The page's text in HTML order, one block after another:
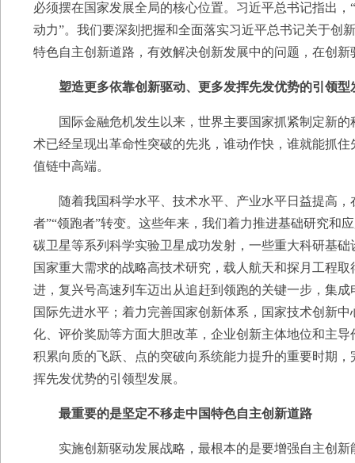
必须摆在国家发展全局的核心位置。习近平总书记指出
动力”。我们要深刻把握和全面落实习近平总书记关于创
特色自主创新道路，有效解决创新发展中的问题，在创
塑造更多依靠创新驱动、更多发挥先发优势的引领型
国际金融危机发生以来，世界主要国家抓紧制定新的
术已经呈现出革命性突破的先兆，谁动作快，谁就能抓
值链中高端。
随着我国科学水平、技术水平、产业水平日益提高，
者”“领跑者”转变。这些年来，我们着力推进基础研究和
碳卫星等系列科学实验卫星成功发射，一些重大科研基
国家重大需求的战略高技术研究，载人航天和探月工程
进，复兴号高速列车迈出从追赶到领跑的关键一步，集
国际先进水平；着力完善国家创新体系，国家技术创新
化、评价奖励等方面大胆改革，企业创新主体地位和主
积累向质的飞跃、点的突破向系统能力提升的重要时期
挥先发优势的引领型发展。
最重要的是坚定不移走中国特色自主创新道路
实施创新驱动发展战略，最根本的是要增强自主创新